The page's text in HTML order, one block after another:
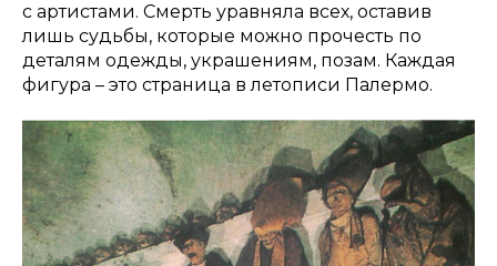
с артистами. Смерть уравняла всех, оставив
лишь судьбы, которые можно прочесть по
деталям одежды, украшениям, позам. Каждая
фигура – это страница в летописи Палермо.